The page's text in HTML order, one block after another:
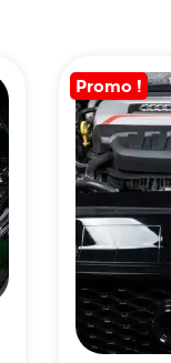
Promo !